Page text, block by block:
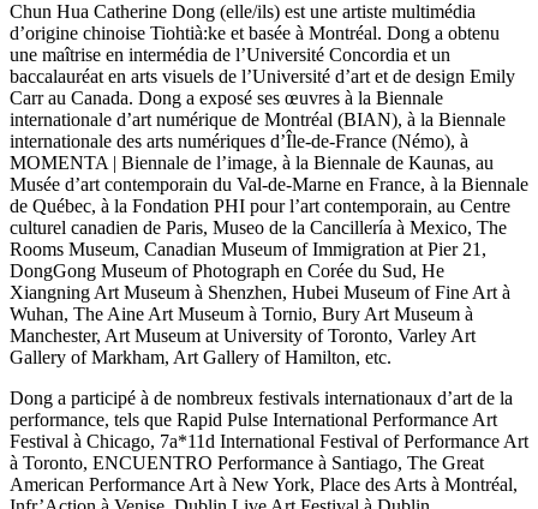
Chun Hua Catherine Dong (elle/ils) est une artiste multimédia
d’origine chinoise Tiohtià:ke et basée à Montréal. Dong a obtenu
une maîtrise en intermédia de l’Université Concordia et un
baccalauréat en arts visuels de l’Université d’art et de design Emily
Carr au Canada. Dong a exposé ses œuvres à la Biennale
internationale d’art numérique de Montréal (BIAN), à la Biennale
internationale des arts numériques d’Île-de-France (Némo), à
MOMENTA | Biennale de l’image, à la Biennale de Kaunas, au
Musée d’art contemporain du Val-de-Marne en France, à la Biennale
de Québec, à la Fondation PHI pour l’art contemporain, au Centre
culturel canadien de Paris, Museo de la Cancillería à Mexico, The
Rooms Museum, Canadian Museum of Immigration at Pier 21,
DongGong Museum of Photograph en Corée du Sud, He
Xiangning Art Museum à Shenzhen, Hubei Museum of Fine Art à
Wuhan, The Aine Art Museum à Tornio, Bury Art Museum à
Manchester, Art Museum at University of Toronto, Varley Art
Gallery of Markham, Art Gallery of Hamilton, etc.
Dong a participé à de nombreux festivals internationaux d’art de la
performance, tels que Rapid Pulse International Performance Art
Festival à Chicago, 7a*11d International Festival of Performance Art
à Toronto, ENCUENTRO Performance à Santiago, The Great
American Performance Art à New York, Place des Arts à Montréal,